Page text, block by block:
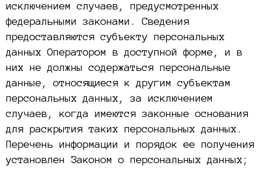
исключением случаев, предусмотренных
федеральными законами. Сведения
предоставляются субъекту персональных
данных Оператором в доступной форме, и в
них не должны содержаться персональные
данные, относящиеся к другим субъектам
персональных данных, за исключением
случаев, когда имеются законные основания
для раскрытия таких персональных данных.
Перечень информации и порядок ее получения
установлен Законом о персональных данных;